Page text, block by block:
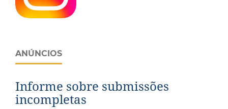
ANÚNCIOS
Informe sobre submissões
incompletas